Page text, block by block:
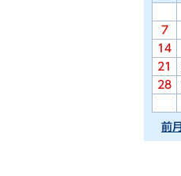
7
14
21
28
前月